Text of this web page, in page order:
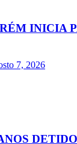
INICIA
7, 2026